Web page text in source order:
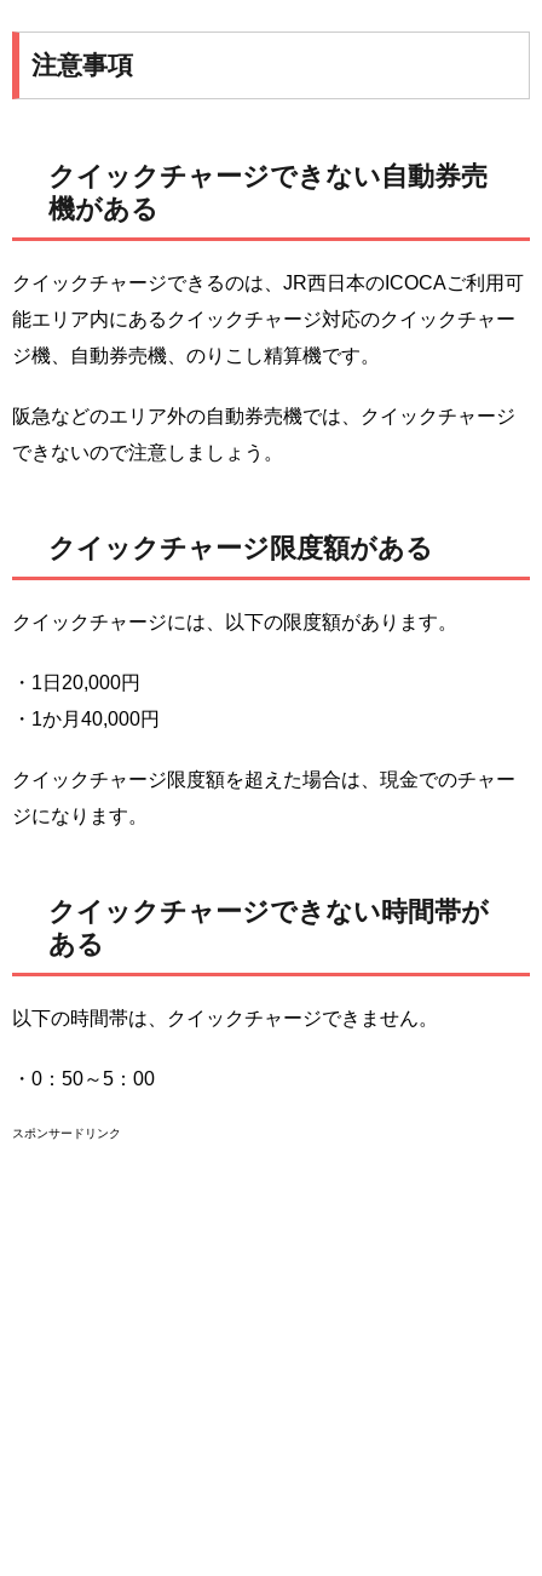
注意事項
クイックチャージできない自動券売
機がある
クイックチャージできるのは、JR西日本のICOCAご利用可
能エリア内にあるクイックチャージ対応のクイックチャー
ジ機、自動券売機、のりこし精算機です。
阪急などのエリア外の自動券売機では、クイックチャージ
できないので注意しましょう。
クイックチャージ限度額がある
クイックチャージには、以下の限度額があります。
・1日20,000円
・1か月40,000円
クイックチャージ限度額を超えた場合は、現金でのチャー
ジになります。
クイックチャージできない時間帯が
ある
以下の時間帯は、クイックチャージできません。
・0：50～5：00
スポンサードリンク